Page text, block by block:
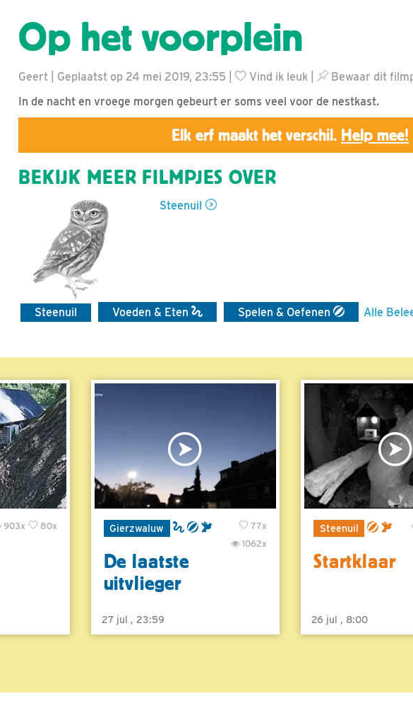
Op het voorplein
Geert | Geplaatst op 24 mei 2019, 23:55 | Vind ik leuk Bewaar dit
In de nacht en vroege morgen gebeurt er soms veel voor de nestkast.
Elk erf maakt het verschil. Help mee!
BEKIJK MEER FILMPJES OVER
Steenuil
Steenuil Voeden & Eten Spelen & Oefenen Alle
80x
903x Gierzwaluw
77x
1062x
De laatste
uitvlieger
27 jul , 23:59
Steenuil
Startklaar
26 jul , 8:00